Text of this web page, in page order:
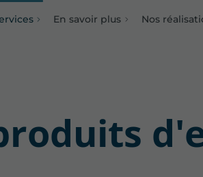
En savoir plus Nos